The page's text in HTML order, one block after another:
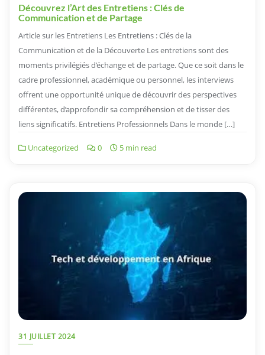
Découvrez l’Art des Entretiens : Clés de
Communication et de Partage
Article sur les Entretiens Les Entretiens : Clés de la
Communication et de la Découverte Les entretiens sont des
moments privilégiés d’échange et de partage. Que ce soit dans le
cadre professionnel, académique ou personnel, les interviews
offrent une opportunité unique de découvrir des perspectives
différentes, d’approfondir sa compréhension et de tisser des
liens significatifs. Entretiens Professionnels Dans le monde […]
Uncategorized 0 5 min read
31 JUILLET 2024